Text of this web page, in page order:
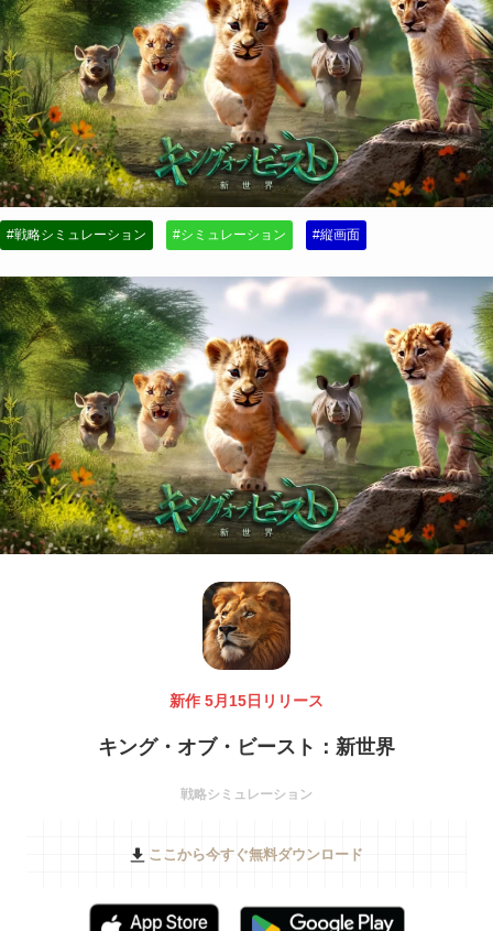
#戦略シミュレーション #シミュレーション #縦画面
新作 5月15日リリース
キング・オブ・ビースト：新世界
戦略シミュレーション
ここから今すぐ無料ダウンロード